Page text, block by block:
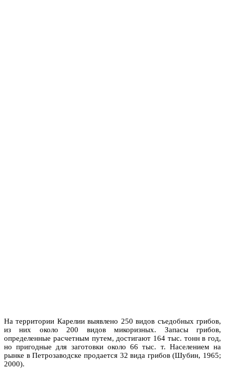
На территории Карелии выявлено 250 видов съедобных грибов,
из них около 200 видов микоризных. Запасы грибов,
определенные расчетным путем, достигают 164 тыс. тонн в год,
но пригодные для заготовки около 66 тыс. т. Населением на
рынке в Петрозаводске продается 32 вида грибов (Шубин, 1965;
2000).